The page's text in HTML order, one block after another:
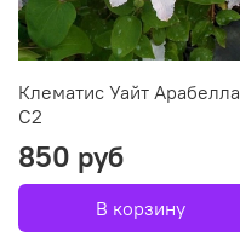
Клематис Уайт Арабелла
С2
850 руб
В корзину